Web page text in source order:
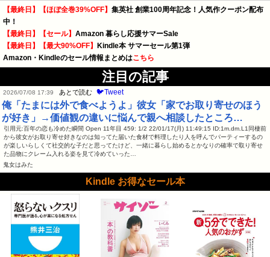
【最終日】【ほぼ全巻39%OFF】 集英社 創業100周年記念！人気作クーポン配布
中！
【最終日】【セール】 Amazon 暮らし応援サマーSale
【最終日】【最大90%OFF】 Kindle本 サマーセール第1弾
Amazon・Kindleのセール情報まとめはこちら
注目の記事
2026/07/08 17:39 あとで読む 🐦Tweet
俺「たまには外で食べようよ」彼女「家でお取り寄せのほう
が好き」→価値観の違いに悩んで親へ相談したところ…
引用元:百年の恋も冷めた瞬間 Open 11年目 459: 1/2 22/01/17(月) 11:49:15 ID:1m.dm.L1同棲前
から彼女がお取り寄せ好きなのは知ってた届いた食材で料理したり人を呼んでパーティーするの
が楽しいらしくて社交的な子だと思ってたけど、一緒に暮らし始めるとかなりの確率で取り寄せ
た品物にクレーム入れる姿を見て冷めていった…
鬼女はみた
Kindle お得なセール本